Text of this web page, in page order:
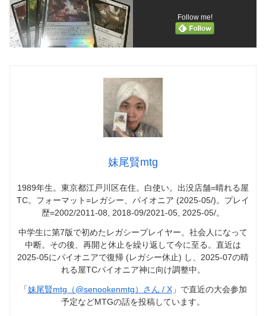
Follow me!
妹尾賢mtg
1989年生。東京都江戸川区在住。白使い。出没店舗=晴れる屋
TC。フォーマット=レガシー、パイオニア (2025-05/)。プレイ
歴=2002/2011-08, 2018-09/2021-05, 2025-05/。
中学生に第7版で初めたレガシープレイヤー。社会人になって
中断。その後、再開と休止を繰り返して今に至る。直近は
2025-05にパイオニアで復帰 (レガシー休止) し、2025-07の晴
れる屋TCパイオニア神に向け調整中。
「妹尾賢mtg（@senookenmtg）さん / X」で直近の大会参加
予定などMTGの話を投稿しています。